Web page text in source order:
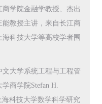
学院金融学教授、杰出
教授主讲，来自长江商
科技大学等高校学者围
大学系统工程与工程管
商学院Stefan H.
海科技大学数学科学研究